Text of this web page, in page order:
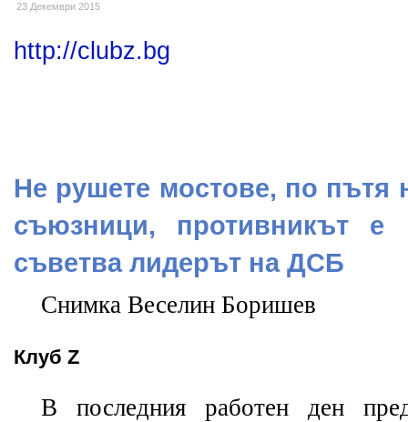
23 Декември 2015
http://clubz.bg
Не рушете мостове, по пътя
съюзници, противникът е
съветва лидерът на ДСБ
Снимка Веселин Боришев
Клуб Z
В последния работен ден